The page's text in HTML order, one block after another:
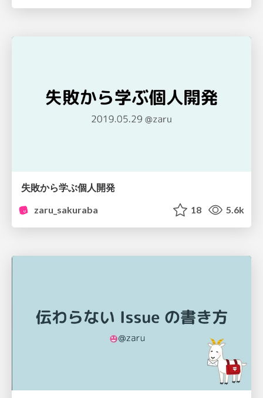
失敗から学ぶ個人開発
zaru_sakuraba
18 5.6k